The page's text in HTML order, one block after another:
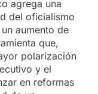
agrega una
del oficialismo
aumento de
que,
polarización
y el
en reformas